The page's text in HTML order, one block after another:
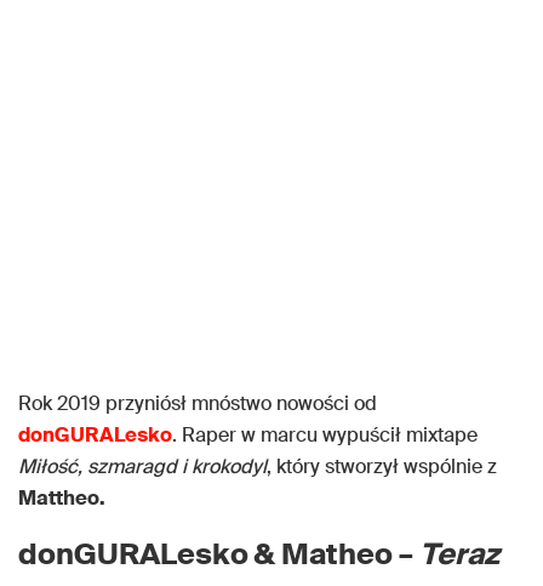
Rok 2019 przyniósł mnóstwo nowości od
donGURALesko. Raper w marcu wypuścił mixtape
Miłość, szmaragd i krokodyl, który stworzył wspólnie z
Mattheo.
donGURALesko & Matheo – Teraz